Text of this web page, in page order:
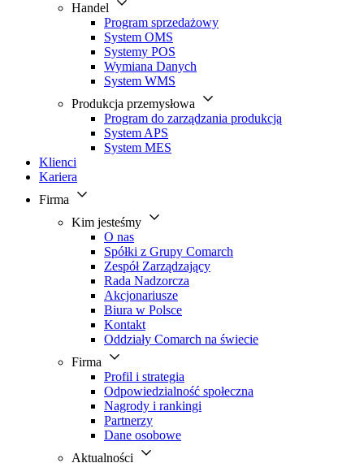
Handel
Program sprzedażowy
System OMS
Systemy POS
Wymiana Danych
System WMS
Produkcja przemysłowa
Program do zarządzania produkcją
System APS
System MES
Klienci
Kariera
Firma
Kim jesteśmy
O nas
Spółki z Grupy Comarch
Zespół Zarządzający
Rada Nadzorcza
Akcjonariusze
Biura w Polsce
Kontakt
Oddziały Comarch na świecie
Firma
Profil i strategia
Odpowiedzialność społeczna
Nagrody i rankingi
Partnerzy
Dane osobowe
Aktualności